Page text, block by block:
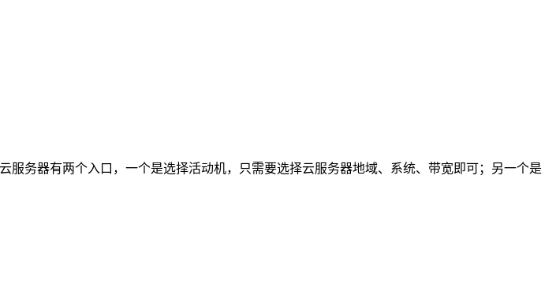
服务器有两个入口，一个是选择活动机，只需要选择云服务器地域、系统、带宽即可；另一个是